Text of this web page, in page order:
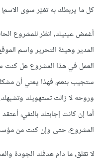
كل ما يربطك به تغيّر سوى الاسم!
أغمض عينيك، انظر للمشروع
المدير وهيئة التحرير واسم
العمل في هذا المشروع هل كنت
ستجيب بنعم، فهذا يعني أن
وروحه لا زالت تستهويك وتشبهك.
أما إن كانت إجابتك بالنفي،
المشروع، حتى وإن كنت من
لا تقلق، ما دام هدفك الجودة